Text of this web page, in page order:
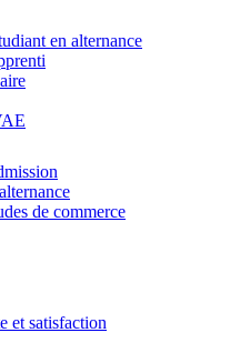
en alternance
de commerce
et satisfaction